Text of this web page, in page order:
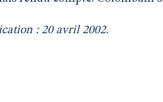
: 20 avril 2002.